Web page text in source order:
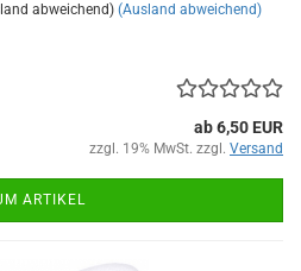
abweichend) (Ausland abweichend)
ab 6,50 EUR
zzgl. 19% MwSt. zzgl. Versand
ARTIKEL